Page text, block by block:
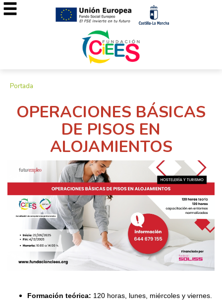
Portada
OPERACIONES BÁSICAS
DE PISOS EN
ALOJAMIENTOS
Formación teórica: 120 horas, lunes, miércoles y viernes.